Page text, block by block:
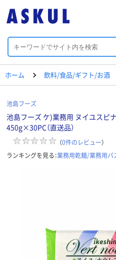
ホーム 飲料/食品/ギフト/お酒
池島フーズ
池島フーズ ケ)業務用 ヌイユスピ
450g×30PC（直送品）
（0件のレビュー）
ランキングを見る：業務用乾麺/業務用パ